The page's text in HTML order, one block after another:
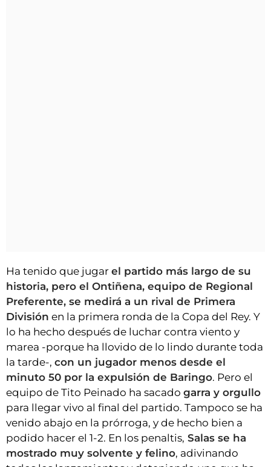
Ha tenido que jugar el partido más largo de su
historia, pero el Ontiñena, equipo de Regional
Preferente, se medirá a un rival de Primera
División en la primera ronda de la Copa del Rey. Y
lo ha hecho después de luchar contra viento y
marea -porque ha llovido de lo lindo durante toda
la tarde-, con un jugador menos desde el
minuto 50 por la expulsión de Baringo. Pero el
equipo de Tito Peinado ha sacado garra y orgullo
para llegar vivo al final del partido. Tampoco se ha
venido abajo en la prórroga, y de hecho bien a
podido hacer el 1-2. En los penaltis, Salas se ha
mostrado muy solvente y felino, adivinando